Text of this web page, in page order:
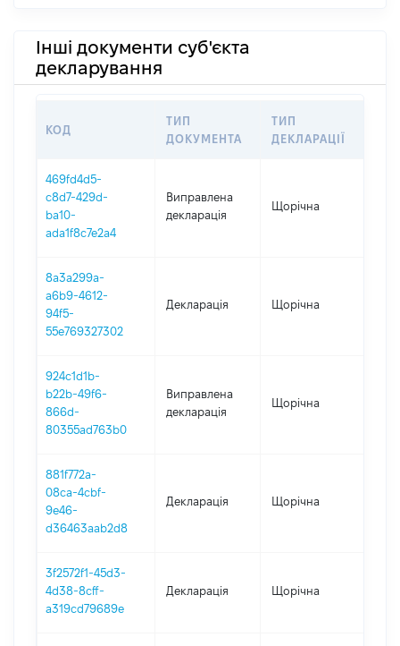
Інші документи суб'єкта
декларування
КОД
ТИП
ДОКУМЕНТА
ТИП
ДЕКЛАРАЦІЇ
469fd4d5-
c8d7-429d-
ba10-
ada1f8c7e2a4
Виправлена
декларація
Щорічна
8a3a299a-
a6b9-4612-
94f5-
55e769327302
Декларація Щорічна
924c1d1b-
b22b-49f6-
866d-
80355ad763b0
Виправлена
декларація
Щорічна
881f772a-
08ca-4cbf-
9e46-
d36463aab2d8
Декларація Щорічна
3f2572f1-45d3-
4d38-8cff-
a319cd79689e
Декларація Щорічна